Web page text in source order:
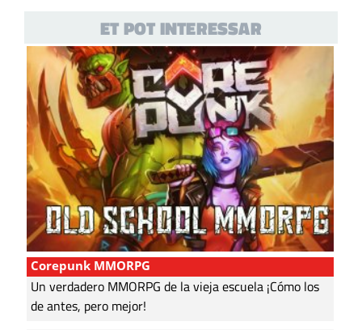
ET POT INTERESSAR
Corepunk MMORPG
Un verdadero MMORPG de la vieja escuela ¡Cómo los
de antes, pero mejor!